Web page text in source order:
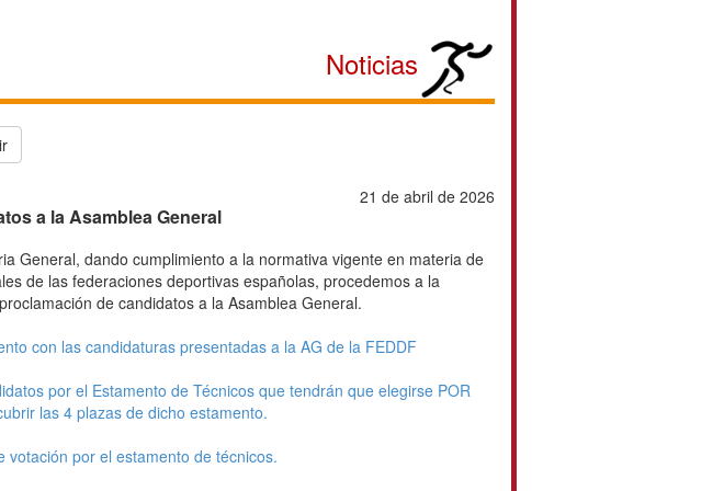
Noticias
21 de abril de 2026
a la Asamblea General
General, dando cumplimiento a la normativa vigente en materia de
de las federaciones deportivas españolas, procedemos a la
de candidatos a la Asamblea General.
con las candidaturas presentadas a la AG de la FEDDF
por el Estamento de Técnicos que tendrán que elegirse POR
las 4 plazas de dicho estamento.
votación por el estamento de técnicos.